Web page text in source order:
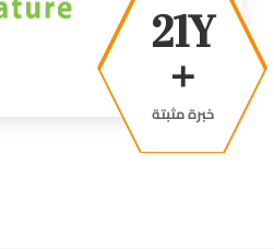
36Y
+
خبرة مثبتة